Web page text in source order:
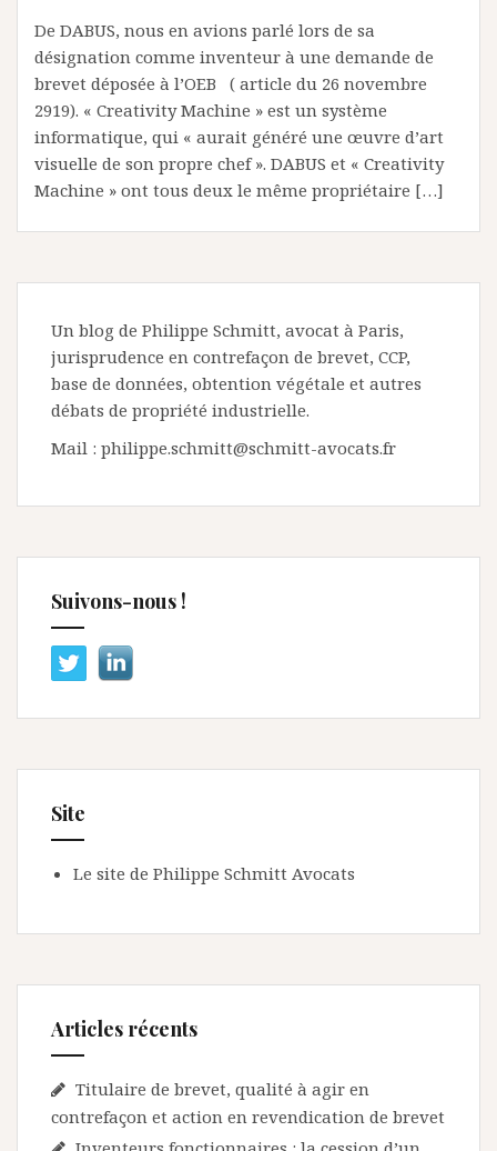
De DABUS, nous en avions parlé lors de sa
désignation comme inventeur à une demande de
brevet déposée à l’OEB ( article du 26 novembre
2919). « Creativity Machine » est un système
informatique, qui « aurait généré une œuvre d’art
visuelle de son propre chef ». DABUS et « Creativity
Machine » ont tous deux le même propriétaire […]
Un blog de Philippe Schmitt, avocat à Paris,
jurisprudence en contrefaçon de brevet, CCP,
base de données, obtention végétale et autres
débats de propriété industrielle.
Mail : philippe.schmitt@schmitt-avocats.fr
Suivons-nous !
Site
Le site de Philippe Schmitt Avocats
Articles récents
Titulaire de brevet, qualité à agir en
contrefaçon et action en revendication de brevet